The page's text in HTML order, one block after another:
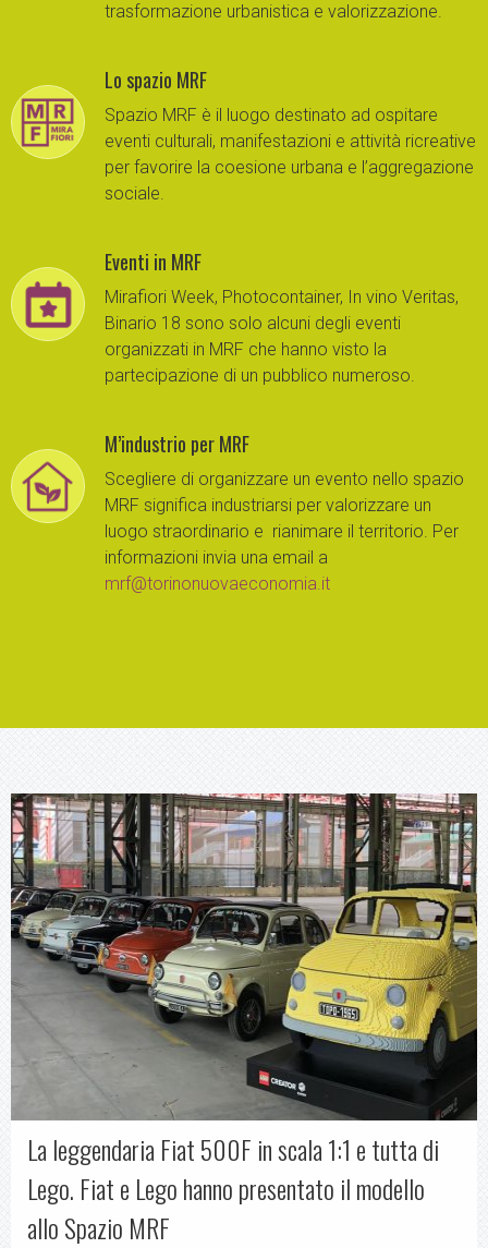
trasformazione urbanistica e valorizzazione.
Lo spazio MRF
Spazio MRF è il luogo destinato ad ospitare
eventi culturali, manifestazioni e attività ricreative
per favorire la coesione urbana e l’aggregazione
sociale.
Eventi in MRF
Mirafiori Week, Photocontainer, In vino Veritas,
Binario 18 sono solo alcuni degli eventi
organizzati in MRF che hanno visto la
partecipazione di un pubblico numeroso.
M’industrio per MRF
Scegliere di organizzare un evento nello spazio
MRF significa industriarsi per valorizzare un
luogo straordinario e rianimare il territorio. Per
informazioni invia una email a
mrf@torinonuovaeconomia.it
La leggendaria Fiat 500F in scala 1:1 e tutta di
Lego. Fiat e Lego hanno presentato il modello
allo Spazio MRF